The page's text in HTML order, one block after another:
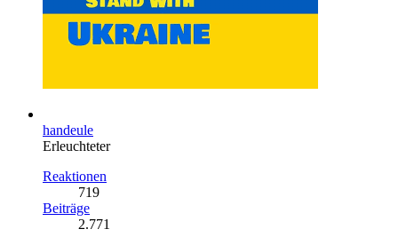
handeule
Erleuchteter
Reaktionen
719
Beiträge
2.771